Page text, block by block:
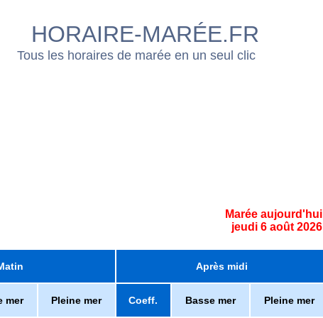
HORAIRE-MARÉE.FR
Tous les horaires de marée en un seul clic
Marée aujourd'hui
jeudi 6 août 2026
Après midi
mer Pleine mer Coeff. Basse mer Pleine mer